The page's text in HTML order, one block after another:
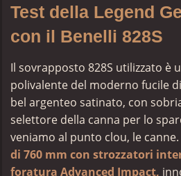
Test della Legend
con il Benelli 828S
Il sovrapposto 828S utilizzato è
polivalente del moderno fucile
bel argenteo satinato, con
selettore della canna per lo
veniamo al punto clou, le canne.
di 760 mm con strozzatori
foratura Advanced Impact,